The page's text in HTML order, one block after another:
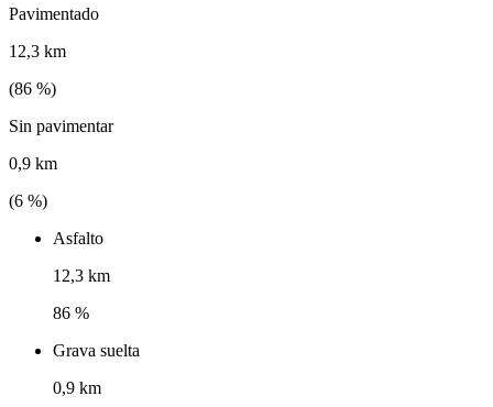
Pavimentado
12,3 km
(86 %)
Sin pavimentar
0,9 km
(6 %)
Asfalto
12,3 km
86 %
Grava suelta
0,9 km